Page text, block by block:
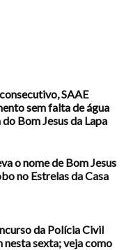
SAAE
sem falta de água
Bom Jesus da Lapa
o nome de Bom Jesus
no Estrelas da Casa
da Polícia Civil
nesta sexta; veja como